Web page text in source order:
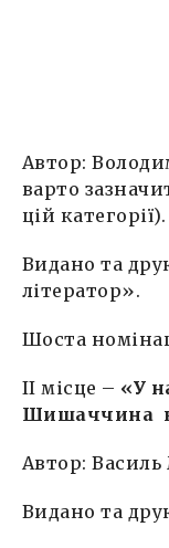
Автор:
варто
цій категорії).
Видано та
літератор».
Шоста
ІI місце – «У
Шишаччина
Автор: Василь
Видано та